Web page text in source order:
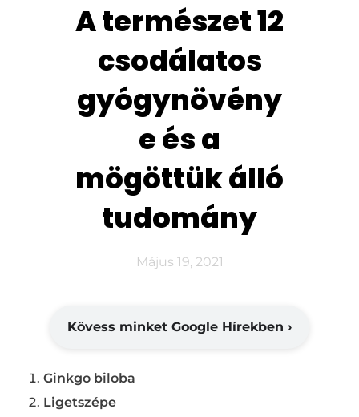
A természet 12
csodálatos
gyógynövény
e és a
mögöttük álló
tudomány
Május 19, 2021
Kövess minket Google Hírekben ›
Ginkgo biloba
Ligetszépe